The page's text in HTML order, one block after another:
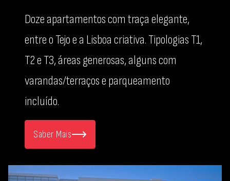
Doze apartamentos com traça elegante,
entre o Tejo e a Lisboa criativa. Tipologias T1,
T2 e T3, áreas generosas, alguns com
varandas/terraços e parqueamento
incluído.
Saber Mais